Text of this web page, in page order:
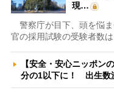
現…
警察庁が目下、頭を悩
官の採用試験の受験者数
【安全・安心ニッポン
分の1以下に！ 出生数